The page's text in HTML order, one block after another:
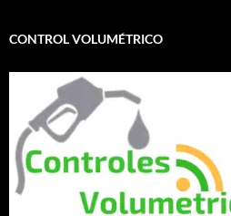
CONTROL VOLUMÉTRICO